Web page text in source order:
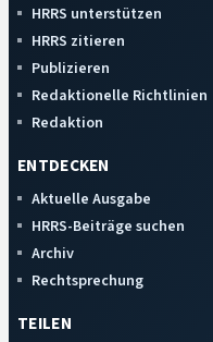
HRRS unterstützen
HRRS zitieren
Publizieren
Redaktionelle Richtlinien
Redaktion
ENTDECKEN
Aktuelle Ausgabe
HRRS-Beiträge suchen
Archiv
Rechtsprechung
TEILEN